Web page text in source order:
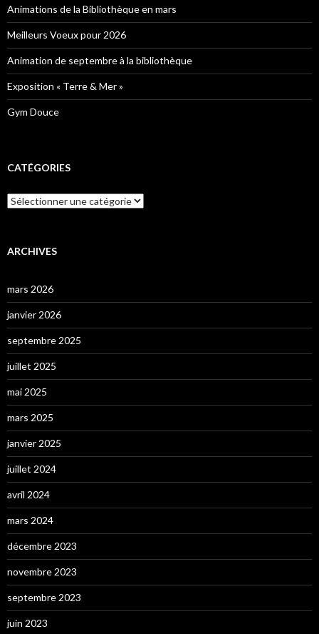
Animations de la Bibliothèque en mars
Meilleurs Voeux pour 2026
Animation de septembre à la bibliothèque
Exposition « Terre & Mer »
Gym Douce
CATÉGORIES
Catégories
ARCHIVES
mars 2026
janvier 2026
septembre 2025
juillet 2025
mai 2025
mars 2025
janvier 2025
juillet 2024
avril 2024
mars 2024
décembre 2023
novembre 2023
septembre 2023
juin 2023